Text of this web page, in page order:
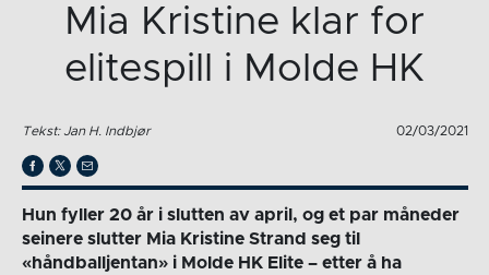
Mia Kristine klar for
elitespill i Molde HK
Tekst: Jan H. Indbjør 02/03/2021
Hun fyller 20 år i slutten av april, og et par måneder
seinere slutter Mia Kristine Strand seg til
«håndballjentan» i Molde HK Elite – etter å ha